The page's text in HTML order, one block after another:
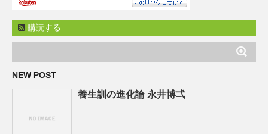
購読する
NEW POST
養生訓の進化論 永井博弌